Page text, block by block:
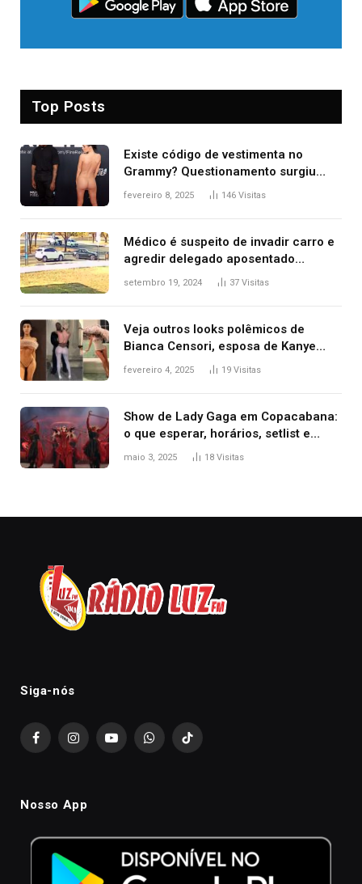
Top Posts
Existe código de vestimenta no
Grammy? Questionamento surgiu
após Bianca Censori, mulher de
fevereiro 8, 2025 146 Visitas
Médico é suspeito de invadir carro e
agredir delegado aposentado
durante confusão no trânsito
setembro 19, 2024 37 Visitas
Veja outros looks polêmicos de
Bianca Censori, esposa de Kanye
West que apareceu nua no Grammy
fevereiro 4, 2025 19 Visitas
Show de Lady Gaga em Copacabana:
o que esperar, horários, setlist e
onde assistir
maio 3, 2025 18 Visitas
Siga-nós
FacebookInstagramYouTubeWhatsAppTikTok
Nosso App